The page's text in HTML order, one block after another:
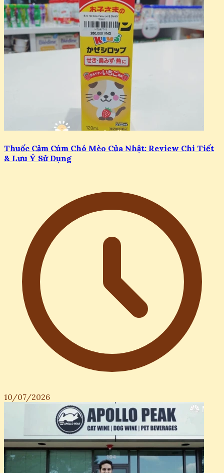
Thuốc Cảm Cúm Chó Mèo Của Nhật: Review Chi Tiết
& Lưu Ý Sử Dụng
10/07/2026